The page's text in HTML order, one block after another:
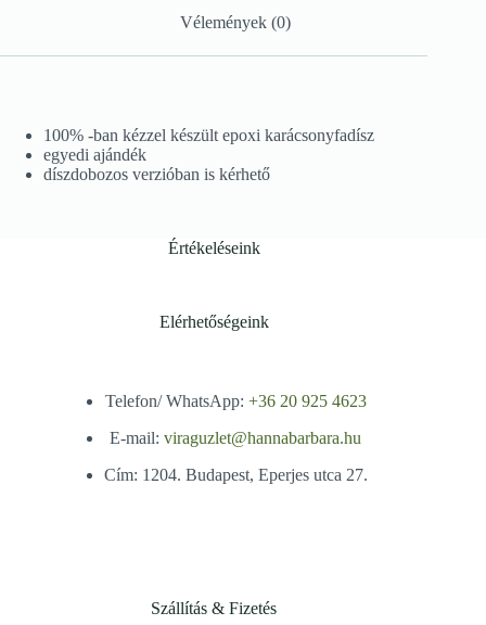
Vélemények (0)
100% -ban kézzel készült epoxi karácsonyfadísz
egyedi ajándék
díszdobozos verzióban is kérhető
Értékeléseink
Elérhetőségeink
Telefon/ WhatsApp: +36 20 925 4623
E-mail:viraguzlet@hannabarbara.hu
Cím: 1204. Budapest, Eperjes utca 27.
Szállítás & Fizetés